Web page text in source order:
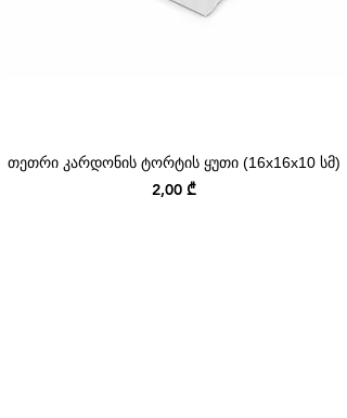
თეთრი კარდონის ტორტის ყუთი (16x16x10 სმ)
Price
2,00 ₾